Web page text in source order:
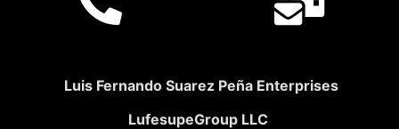
Luis Fernando Suarez Peña Enterprises
LufesupeGroup LLC